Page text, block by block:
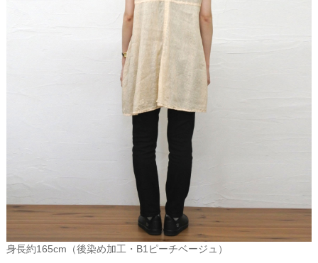
身長約165cm（後染め加工・B1ピーチベージュ）